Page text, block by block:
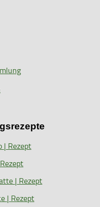
| Rezept